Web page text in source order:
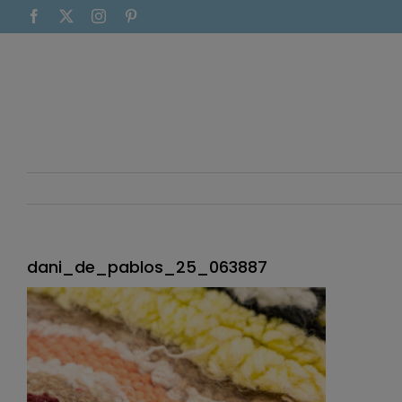
Saltar
al
Facebook Instagram
dani_de_pablos_25_063887